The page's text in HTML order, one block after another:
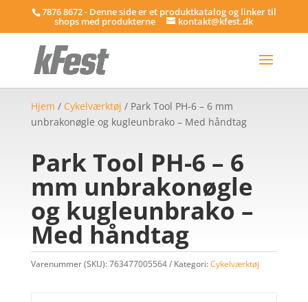
7876 8672 - Denne side er et produktkatalog og linker til
shops med produkterne kontakt@kfest.dk
Hjem / Cykelværktøj / Park Tool PH-6 – 6 mm
unbrakonøgle og kugleunbrako – Med håndtag
Park Tool PH-6 – 6
mm unbrakonøgle
og kugleunbrako –
Med håndtag
Varenummer (SKU):763477005564 Kategori:Cykelværktøj